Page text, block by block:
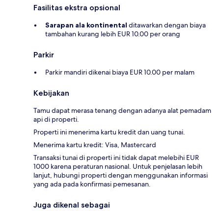
Fasilitas ekstra opsional
Sarapan ala kontinental ditawarkan dengan biaya
tambahan kurang lebih EUR 10.00 per orang
Parkir
Parkir mandiri dikenai biaya EUR 10.00 per malam
Kebijakan
Tamu dapat merasa tenang dengan adanya alat pemadam
api di properti.
Properti ini menerima kartu kredit dan uang tunai.
Menerima kartu kredit: Visa, Mastercard
Transaksi tunai di properti ini tidak dapat melebihi EUR
1000 karena peraturan nasional. Untuk penjelasan lebih
lanjut, hubungi properti dengan menggunakan informasi
yang ada pada konfirmasi pemesanan.
Juga dikenal sebagai